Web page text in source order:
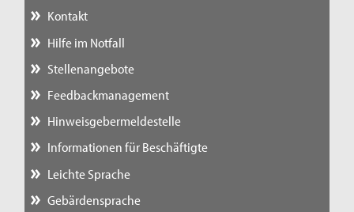
Kontakt
Hilfe im Notfall
Stellenangebote
Feedbackmanagement
Hinweisgebermeldestelle
Informationen für Beschäftigte
Leichte Sprache
Gebärdensprache